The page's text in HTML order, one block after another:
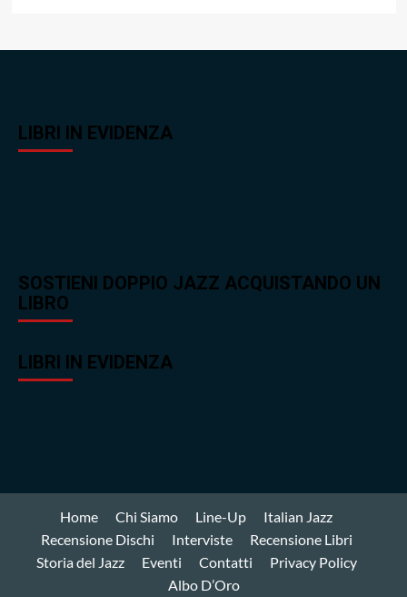
LIBRI IN EVIDENZA
SOSTIENI DOPPIO JAZZ ACQUISTANDO UN
LIBRO
LIBRI IN EVIDENZA
Home Chi Siamo Line-Up
Italian Jazz
Recensione Dischi
Interviste
Recensione Libri
Storia del Jazz
Eventi Contatti
Privacy Policy
Albo D’Oro